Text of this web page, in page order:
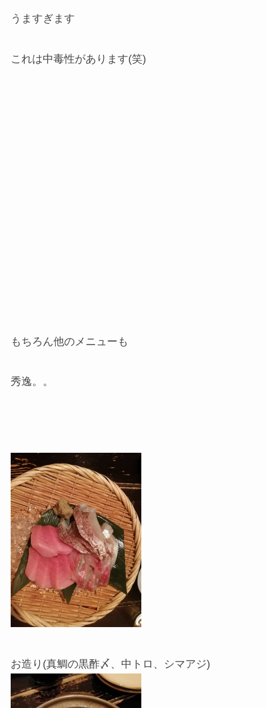
うますぎます
これは中毒性があります(笑)
もちろん他のメニューも
秀逸。。
お造り(真鯛の黒酢〆、中トロ、シマアジ)